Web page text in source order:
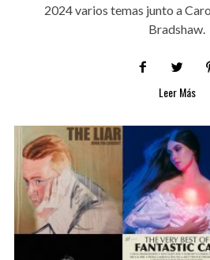
2024 varios temas junto a
Bradshaw.
Leer Más